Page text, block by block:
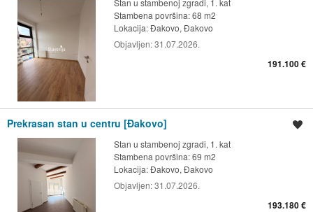
Stan u stambenoj zgradi, 1. kat
Stambena površina: 68 m2
Lokacija:Đakovo, Đakovo
Objavljen:31.07.2026.
191.100 €
Prekrasan stan u centru [Đakovo]
Stan u stambenoj zgradi, 1. kat
Stambena površina: 69 m2
Lokacija:Đakovo, Đakovo
Objavljen:31.07.2026.
193.180 €